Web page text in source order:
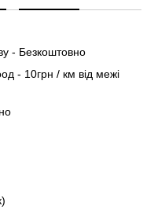
- Безкоштовно
- 10грн / км від межі